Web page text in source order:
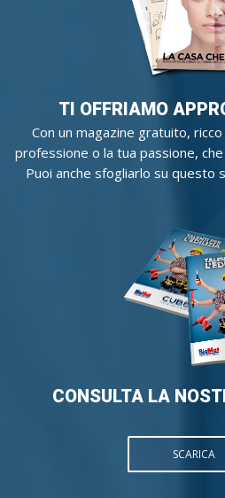
TI OFFRIAMO
Con un magazine gratuito,
professione o la tua passione,
Puoi anche sfogliarlo su questo
CONSULTA LA
SCARICA